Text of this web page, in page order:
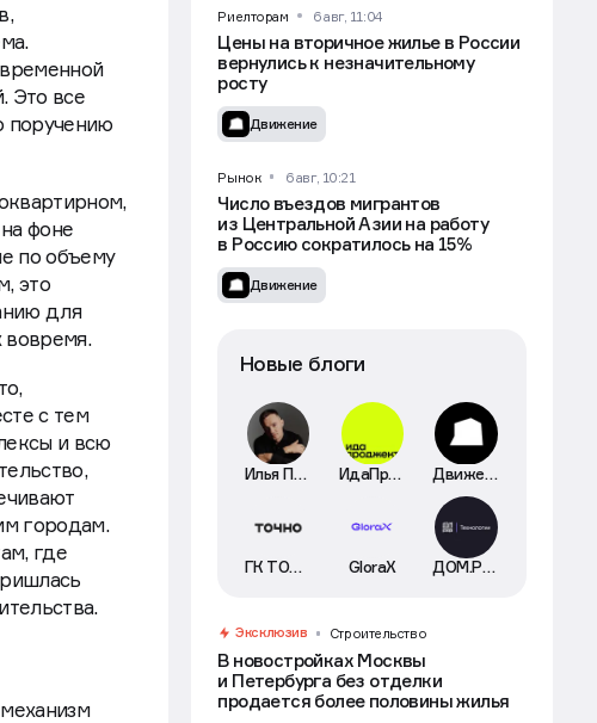
Это все
поручению
фоне
по объему
это
для
вовремя.
с тем
и всю
городам.
где
Риелторам 6 авг, 11:04
Цены на вторичное жилье в России
вернулись к незначительному
росту
Движение
Рынок 6 авг, 10:21
Число въездов мигрантов
из Центральной Азии на работу
в Россию сократилось на 15%
Движение
Новые блоги
Илья Пискулин ИдаПроджект Движение
ГК ТОЧНО GloraX ДОМ.РФ Технологии
Эксклюзив Строительство
В новостройках Москвы
и Петербурга без отделки
продается более половины жилья